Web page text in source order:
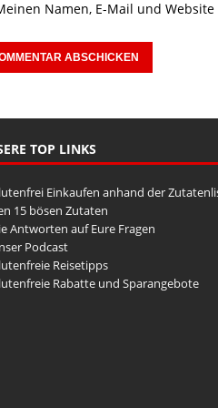
Namen, E-Mail und
TOP LINKS
Einkaufen anhand der
15 bösen Zutaten
Antworten auf Eure Fragen
Podcast
Reisetipps
Rabatte und Sparangebote